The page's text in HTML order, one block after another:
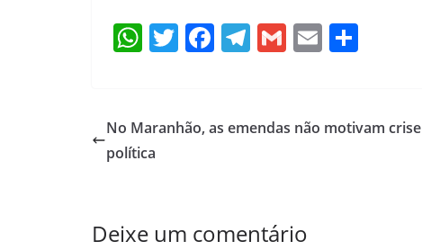
W
s
A
T
er
F
b
T
gr
G
l
E
l e
No Maranhão, as emendas não motivam crise
política
Deixe um comentário